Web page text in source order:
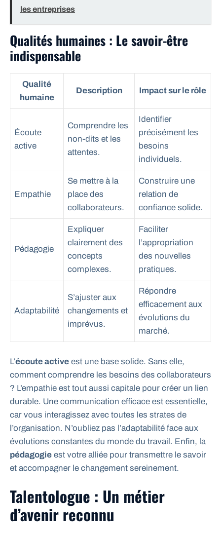
les entreprises
Qualités humaines : Le savoir-être
indispensable
Qualité
humaine
Description Impact sur le rôle
Écoute
active
Comprendre les
non-dits et les
attentes.
Identifier
précisément les
besoins
individuels.
Empathie
Se mettre à la
place des
collaborateurs.
Construire une
relation de
confiance solide.
Pédagogie
Expliquer
clairement des
concepts
complexes.
Faciliter
l’appropriation
des nouvelles
pratiques.
Adaptabilité
S’ajuster aux
changements et
imprévus.
Répondre
efficacement aux
évolutions du
marché.
L’écoute active est une base solide. Sans elle,
comment comprendre les besoins des collaborateurs
? L’empathie est tout aussi capitale pour créer un lien
durable. Une communication efficace est essentielle,
car vous interagissez avec toutes les strates de
l’organisation. N’oubliez pas l’adaptabilité face aux
évolutions constantes du monde du travail. Enfin, la
pédagogie est votre alliée pour transmettre le savoir
et accompagner le changement sereinement.
Talentologue : Un métier
d’avenir reconnu